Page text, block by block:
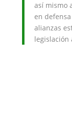
así mismo
en
alianzas
legislación